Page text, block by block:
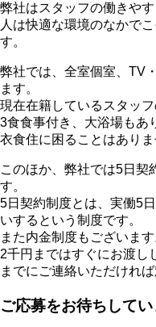
弊社はスタッフの働きや
人は快適な環境のなかで
す。
弊社では、全室個室、TV
ます。
現在在籍しているスタッ
3食食事付き、大浴場もあ
衣食住に困ることはありま
このほか、弊社では5日契
す。
5日契約制度とは、実働5
いするという制度です。
また内金制度もございます
2千円まではすぐにお渡し
までにご連絡いただければ
ご応募をお待ちしてい